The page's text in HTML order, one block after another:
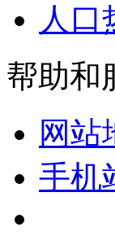
人口
帮助和
网站
手机